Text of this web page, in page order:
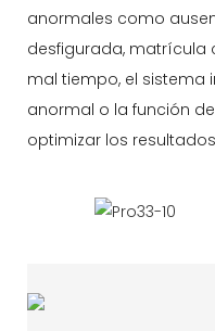
anormales como
desfigurada, matrícula
mal tiempo, el sistema
anormal o la función
optimizar los